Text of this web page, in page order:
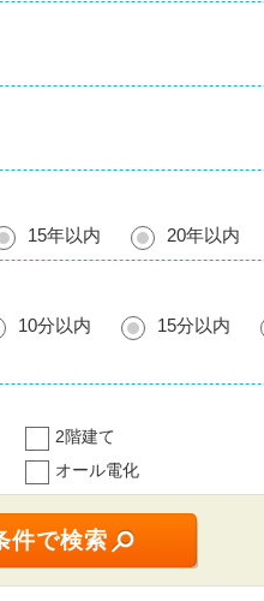
15年以内 20年以内
10分以内 15分以内
2階建て
オール電化